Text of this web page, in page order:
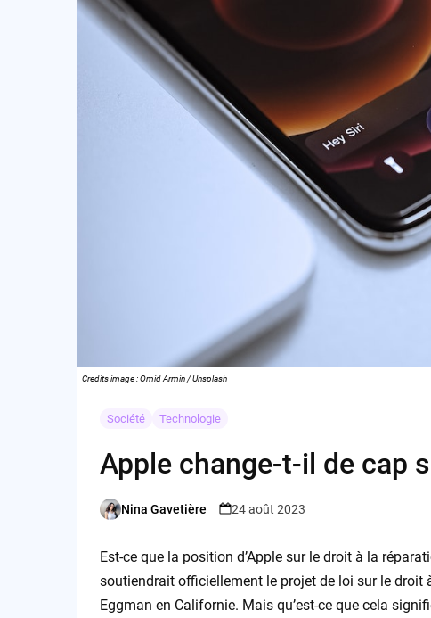
Credits image : Omid Armin / Unsplash
Société Technologie
Apple change-t-il de cap
Posted
Nina Gavetière 24 août 2023
Est-ce que la position d’Apple sur le droit à la
soutiendrait officiellement le projet de loi sur le
Eggman en Californie. Mais qu’est-ce que cela